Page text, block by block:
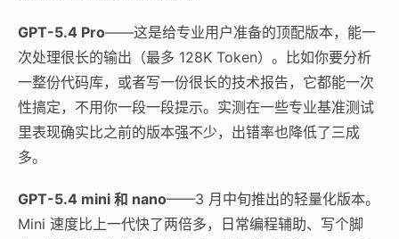
GPT-5.4 Pro——这是给专业用户准备的顶配版本，能一
次处理很长的输出（最多 128K Token）。比如你要分析
一整份代码库，或者写一份很长的技术报告，它都能一次
性搞定，不用你一段一段提示。实测在一些专业基准测试
里表现确实比之前的版本强不少，出错率也降低了三成
多。
GPT-5.4 mini 和 nano——3 月中旬推出的轻量化版本。
Mini 速度比上一代快了两倍多，日常编程辅助、写个脚